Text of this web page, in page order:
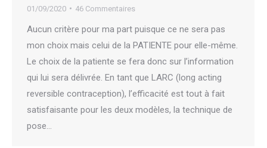
01/09/2020
46 Commentaires
Aucun critère pour ma part puisque ce ne sera pas
mon choix mais celui de la PATIENTE pour elle-même.
Le choix de la patiente se fera donc sur l’information
qui lui sera délivrée. En tant que LARC (long acting
reversible contraception), l’efficacité est tout à fait
satisfaisante pour les deux modèles, la technique de
pose…